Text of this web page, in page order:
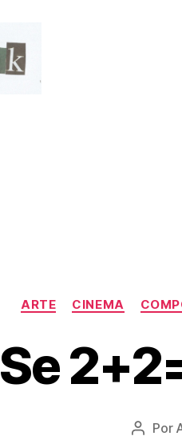
ARTE CINEMA
Se
Autor
Por